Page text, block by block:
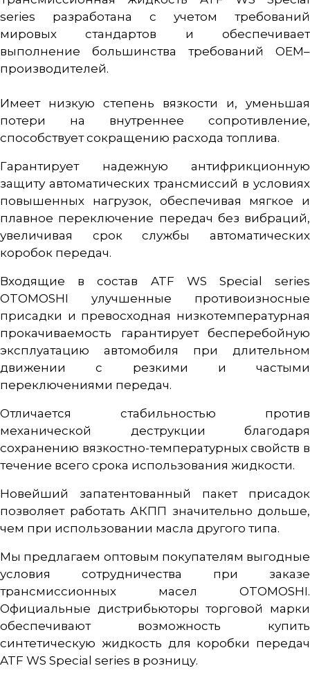
series разработана с учетом требований
мировых стандартов и обеспечивает
выполнение большинства требований OEM–
производителей.
Имеет низкую степень вязкости и, уменьшая
потери на внутреннее сопротивление,
способствует сокращению расхода топлива.
Гарантирует надежную антифрикционную
защиту автоматических трансмиссий в условиях
повышенных нагрузок, обеспечивая мягкое и
плавное переключение передач без вибраций,
увеличивая срок службы автоматических
коробок передач.
Входящие в состав ATF WS Special series
OTOMOSHI улучшенные противоизносные
присадки и превосходная низкотемпературная
прокачиваемость гарантирует бесперебойную
эксплуатацию автомобиля при длительном
движении с резкими и частыми
переключениями передач.
Отличается стабильностью против
механической деструкции благодаря
сохранению вязкостно-температурных свойств в
течение всего срока использования жидкости.
Новейший запатентованный пакет присадок
позволяет работать АКПП значительно дольше,
чем при использовании масла другого типа.
Мы предлагаем оптовым покупателям выгодные
условия сотрудничества при заказе
трансмиссионных масел OTOMOSHI.
Официальные дистрибьюторы торговой марки
обеспечивают возможность купить
синтетическую жидкость для коробки передач
ATF WS Special series в розницу.